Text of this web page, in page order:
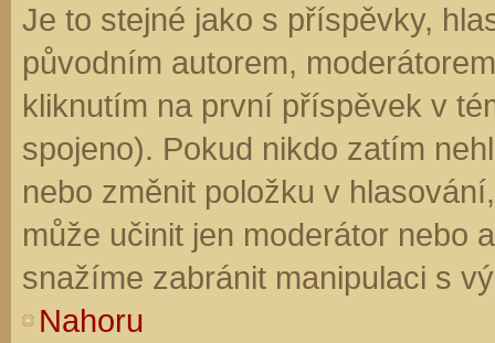
Je to stejné jako s příspěvky,
původním autorem,
kliknutím na první příspěvek v
spojeno). Pokud nikdo zatím
nebo změnit položku v
může učinit jen moderátor nebo
snažíme zabránit manipulaci s
Nahoru